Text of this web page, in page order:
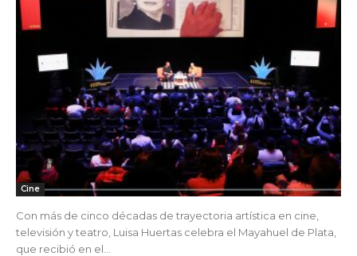
Cine
Con más de cinco décadas de trayectoria artística en cine,
televisión y teatro, Luisa Huertas celebra el Mayahuel de Plata,
que recibió en el...